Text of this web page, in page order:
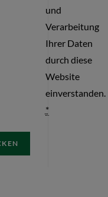
und
Verarbeitung
Ihrer Daten
durch diese
Website
einverstanden.
*